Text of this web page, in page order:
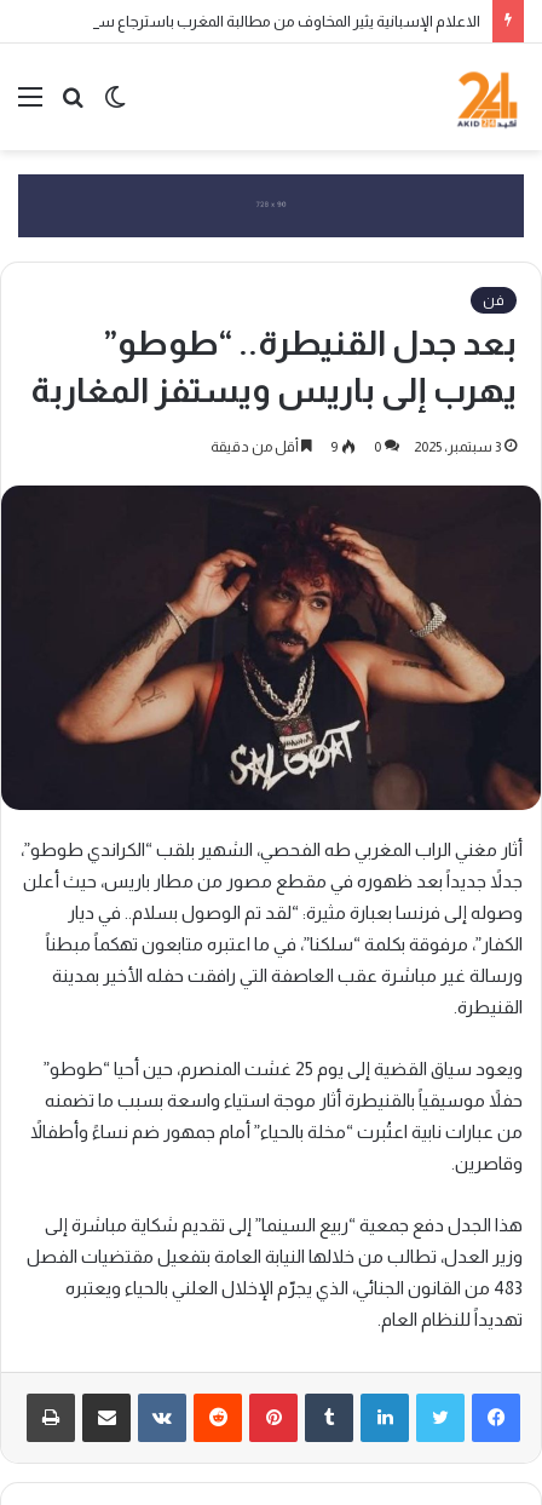
بحث
الوضع
فن
بعد جدل القنيطرة.. “طوطو”
يهرب إلى باريس ويستفز المغاربة
3 سبتمبر، 2025 0
9 أقل من دقيقة
أثار مغني الراب المغربي طه الفحصي، الشهير بلقب “الكراندي طوطو”،
جدلاً جديداً بعد ظهوره في مقطع مصور من مطار باريس، حيث أعلن
وصوله إلى فرنسا بعبارة مثيرة: “لقد تم الوصول بسلام.. في ديار
الكفار”، مرفوقة بكلمة “سلكنا”، في ما اعتبره متابعون تهكماً مبطناً
ورسالة غير مباشرة عقب العاصفة التي رافقت حفله الأخير بمدينة
القنيطرة.
ويعود سياق القضية إلى يوم 25 غشت المنصرم، حين أحيا “طوطو”
حفلاً موسيقياً بالقنيطرة أثار موجة استياء واسعة بسبب ما تضمنه
من عبارات نابية اعتُبرت “مخلة بالحياء” أمام جمهور ضم نساءً وأطفالاً
وقاصرين.
هذا الجدل دفع جمعية “ربيع السينما” إلى تقديم شكاية مباشرة إلى
وزير العدل، تطالب من خلالها النيابة العامة بتفعيل مقتضيات الفصل
483 من القانون الجنائي، الذي يجرّم الإخلال العلني بالحياء ويعتبره
تهديداً للنظام العام.
لينكدإن بينتيريست ‏VKontakte